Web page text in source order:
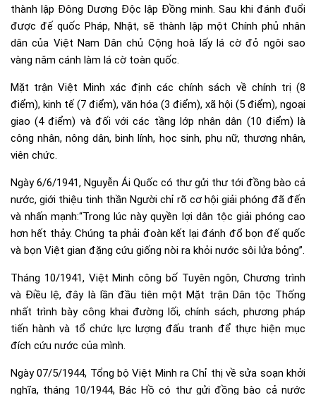
thành lập Đông Dương Độc lập Đồng minh. Sau khi đánh đuổi
được đế quốc Pháp, Nhật, sẽ thành lập một Chính phủ nhân
dân của Việt Nam Dân chủ Cộng hoà lấy lá cờ đỏ ngôi sao
vàng nǎm cánh làm lá cờ toàn quốc.
Mặt trận Việt Minh xác định các chính sách về chính trị (8
điểm), kinh tế (7 điểm), văn hóa (3 điểm), xã hội (5 điểm), ngoại
giao (4 điểm) và đối với các tầng lớp nhân dân (10 điểm) là
công nhân, nông dân, binh lính, học sinh, phụ nữ, thương nhân,
viên chức.
Ngày 6/6/1941, Nguyễn Ái Quốc có thư gửi thư tới đồng bào cả
nước, giới thiệu tinh thần Người chỉ rõ cơ hội giải phóng đã đến
và nhấn mạnh:“Trong lúc này quyền lợi dân tộc giải phóng cao
hơn hết thảy. Chúng ta phải đoàn kết lại đánh đổ bọn đế quốc
và bọn Việt gian đặng cứu giống nòi ra khỏi nước sôi lửa bỏng”.
Tháng 10/1941, Việt Minh công bố Tuyên ngôn, Chương trình
và Điều lệ, đây là lần đầu tiên một Mặt trận Dân tộc Thống
nhất trình bày công khai đường lối, chính sách, phương pháp
tiến hành và tổ chức lực lượng đấu tranh để thực hiện mục
đích cứu nước của mình.
Ngày 07/5/1944, Tổng bộ Việt Minh ra Chỉ thị về sửa soạn khởi
nghĩa, tháng 10/1944, Bác Hồ có thư gửi đồng bào cả nước